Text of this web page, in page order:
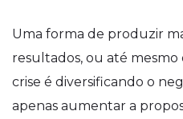
Uma forma de produzir
resultados, ou até
crise é diversificando o
apenas aumentar a